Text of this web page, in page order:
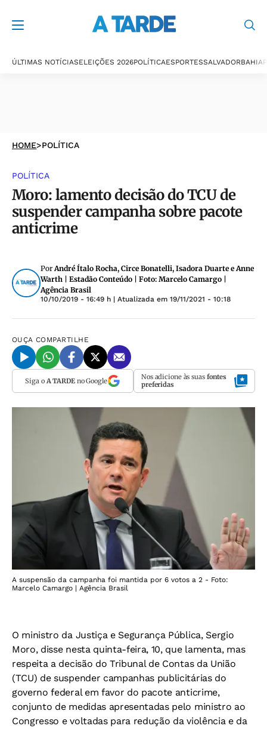
ÚLTIMAS NOTÍCIASELEIÇÕES 2026POLÍTICAESPORTESSALVADORBAHIA
HOME>POLÍTICA
POLÍTICA
Moro: lamento decisão do TCU de
suspender campanha sobre pacote
anticrime
PorAndré Ítalo Rocha, Circe Bonatelli, Isadora Duarte e Anne
Warth | Estadão Conteúdo | Foto: Marcelo Camargo |
Agência Brasil
10/10/2019 - 16:49 h | Atualizada em 19/11/2021 - 10:18
OUÇA COMPARTILHE
Siga o A TARDEno Google Nos adicione às suas fontes
preferidas
A suspensão da campanha foi mantida por 6 votos a 2 - Foto:
Marcelo Camargo | Agência Brasil
O ministro da Justiça e Segurança Pública, Sergio
Moro, disse nesta quinta-feira, 10, que lamenta, mas
respeita a decisão do Tribunal de Contas da União
(TCU) de suspender campanhas publicitárias do
governo federal em favor do pacote anticrime,
conjunto de medidas apresentadas pelo ministro ao
Congresso e voltadas para redução da violência e da